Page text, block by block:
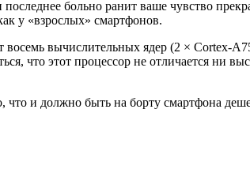
больно ранит ваше чувство
у «взрослых» смартфонов.
восемь вычислительных ядер (2 × Cortex-
что этот процессор не отличается ни
и должно быть на борту смартфона